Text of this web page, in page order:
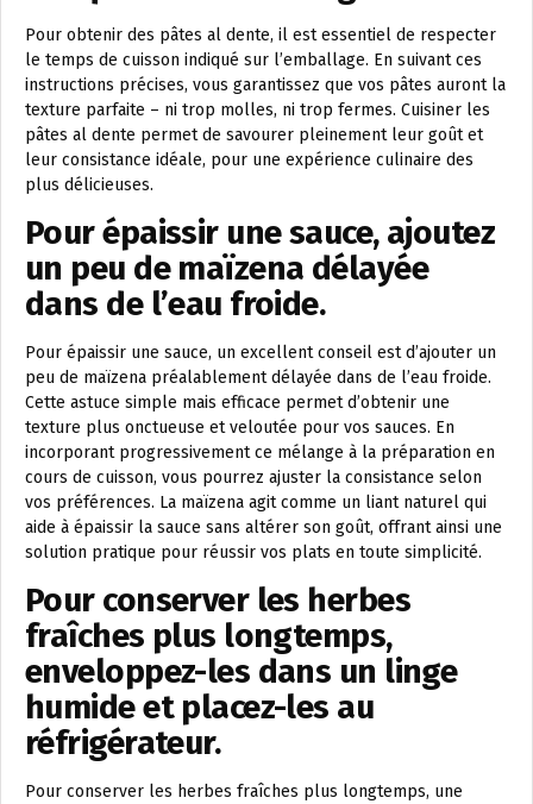
Pour obtenir des pâtes al dente, il est essentiel de respecter
le temps de cuisson indiqué sur l’emballage. En suivant ces
instructions précises, vous garantissez que vos pâtes auront la
texture parfaite – ni trop molles, ni trop fermes. Cuisiner les
pâtes al dente permet de savourer pleinement leur goût et
leur consistance idéale, pour une expérience culinaire des
plus délicieuses.
Pour épaissir une sauce, ajoutez
un peu de maïzena délayée
dans de l’eau froide.
Pour épaissir une sauce, un excellent conseil est d’ajouter un
peu de maïzena préalablement délayée dans de l’eau froide.
Cette astuce simple mais efficace permet d’obtenir une
texture plus onctueuse et veloutée pour vos sauces. En
incorporant progressivement ce mélange à la préparation en
cours de cuisson, vous pourrez ajuster la consistance selon
vos préférences. La maïzena agit comme un liant naturel qui
aide à épaissir la sauce sans altérer son goût, offrant ainsi une
solution pratique pour réussir vos plats en toute simplicité.
Pour conserver les herbes
fraîches plus longtemps,
enveloppez-les dans un linge
humide et placez-les au
réfrigérateur.
Pour conserver les herbes fraîches plus longtemps, une